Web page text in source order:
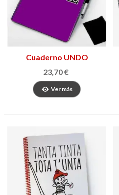
Cuaderno UNDO
GoDraw
23,70 €
Ver más